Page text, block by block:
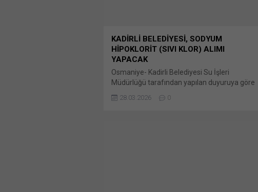
KADİRLİ BELEDİYESİ, SODYUM
HİPOKLORİT (SIVI KLOR) ALIMI
YAPACAK
Osmaniye- Kadirli Belediyesi Su İşleri
Müdürlüğü tarafından yapılan duyuruya göre
Ton Sodyum Hipoklorit (Sıvı Klor) Temini 4734
28.03.2026 0